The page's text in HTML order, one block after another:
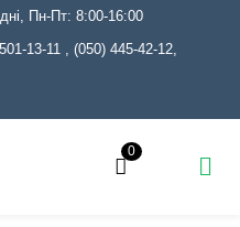
Пн-Пт: 8:00-16:00
13-11 , (050) 445-42-12,
0